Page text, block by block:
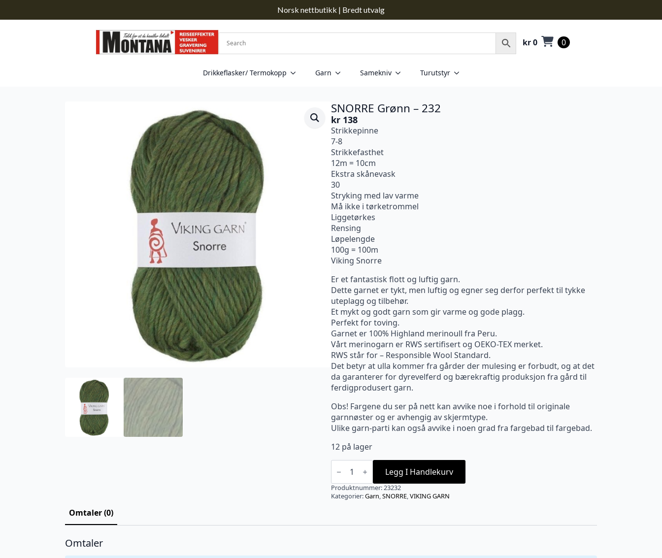
Norsk nettbutikk | Bredt utvalg
kr0 0
Drikkeflasker/ Termokopp Garn Samekniv Turutstyr
SNORRE Grønn – 232
kr 138
Strikkepinne
7-8
Strikkefasthet
12m = 10cm
Ekstra skånevask
30
Stryking med lav varme
Må ikke i tørketrommel
Liggetørkes
Rensing
Løpelengde
100g = 100m
Viking Snorre
Er et fantastisk flott og luftig garn.
Dette garnet er tykt, men luftig og egner seg derfor perfekt til tykke
uteplagg og tilbehør.
Et mykt og godt garn som gir varme og gode plagg.
Perfekt for toving.
Garnet er 100% Highland merinoull fra Peru.
Vårt merinogarn er RWS sertifisert og OEKO-TEX merket.
RWS står for – Responsible Wool Standard.
Det betyr at ulla kommer fra gårder der mulesing er forbudt, og at det
da garanterer for dyrevelferd og bærekraftig produksjon fra gård til
ferdigprodusert garn.
Obs! Fargene du ser på nett kan avvike noe i forhold til originale
garnnøster og er avhengig av skjermtype.
Ulike garn-parti kan også avvike i noen grad fra fargebad til fargebad.
12 på lager
SNORRE
Grønn
232
antall
Legg I Handlekurv
Produktnummer:23232
Kategorier:Garn,SNORRE,VIKING GARN
Omtaler (0)
Omtaler